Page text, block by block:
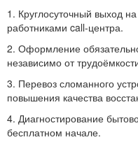
1. Круглосуточный выход
работниками call-центра.
2. Оформление
независимо от
3. Перевоз сломанного
повышения качества
4. Диагностирование
бесплатном начале.